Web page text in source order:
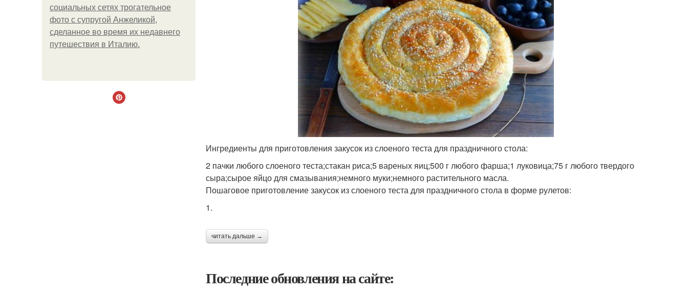
социальных сетях трогательное
фото с супругой Анжеликой,
сделанное во время их недавнего
путешествия в Италию.
Ингредиенты для приготовления закусок из слоеного теста для праздничного стола:
2 пачки любого слоеного теста;стакан риса;5 вареных яиц;500 г любого фарша;1 луковица;75 г любого твердого
сыра;сырое яйцо для смазывания;немного муки;немного растительного масла.
Пошаговое приготовление закусок из слоеного теста для праздничного стола в форме рулетов:
1.
читать дальше →
Последние обновления на сайте: